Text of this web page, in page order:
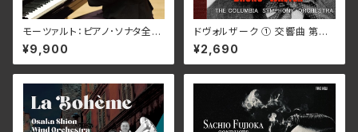
モーツァルト：ピアノ･ソナタ全
集/イリーナ・メジューエワ WK
SP-1022_28(仕様:7CD)
¥9,900
ドヴォルザーク ① 交響曲 第８
番 ト長調 作品88 ② 交響曲 第
９番 ホ短調 作品95「新世界か
ら」/ブルーノ・ワルター 指揮 コ
¥2,690